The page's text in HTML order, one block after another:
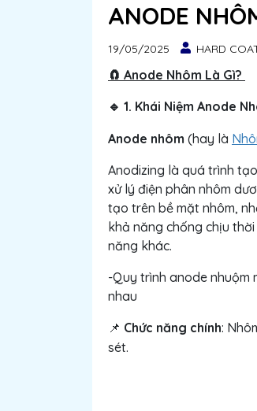
ANODE
19/05/2025 HARD
🧲 Anode Nhôm Là Gì?
🔹 1. Khái Niệm Anode
Anode nhôm (hay là
Anodizing là quá trình
xử lý điện phân nhôm
tạo trên bề mặt nhôm,
khả năng chống chịu
năng khác.
-Quy trình anode nhuộm
nhau
📌 Chức năng chính:
sét.